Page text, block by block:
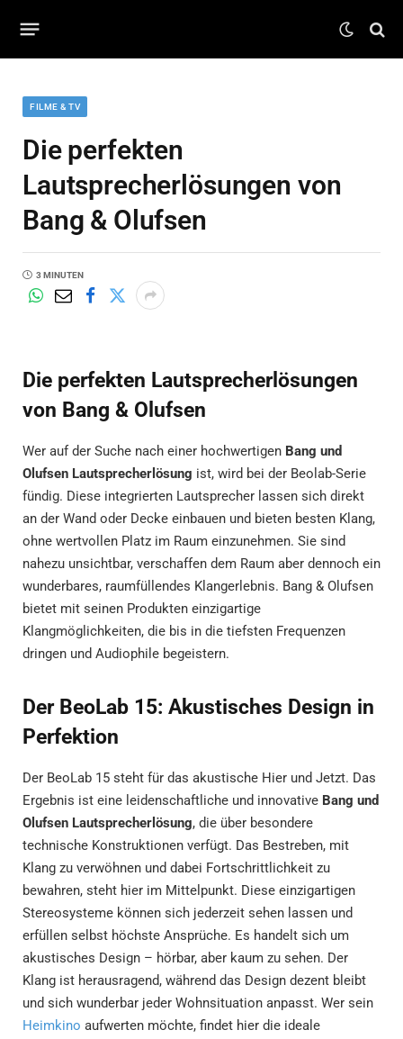
FILME & TV
Die perfekten
Lautsprecherlösungen von
Bang & Olufsen
3 MINUTEN
Die perfekten Lautsprecherlösungen
von Bang & Olufsen
Wer auf der Suche nach einer hochwertigen Bang und
Olufsen Lautsprecherlösung ist, wird bei der Beolab-Serie
fündig. Diese integrierten Lautsprecher lassen sich direkt
an der Wand oder Decke einbauen und bieten besten Klang,
ohne wertvollen Platz im Raum einzunehmen. Sie sind
nahezu unsichtbar, verschaffen dem Raum aber dennoch ein
wunderbares, raumfüllendes Klangerlebnis. Bang & Olufsen
bietet mit seinen Produkten einzigartige
Klangmöglichkeiten, die bis in die tiefsten Frequenzen
dringen und Audiophile begeistern.
Der BeoLab 15: Akustisches Design in
Perfektion
Der BeoLab 15 steht für das akustische Hier und Jetzt. Das
Ergebnis ist eine leidenschaftliche und innovative Bang und
Olufsen Lautsprecherlösung, die über besondere
technische Konstruktionen verfügt. Das Bestreben, mit
Klang zu verwöhnen und dabei Fortschrittlichkeit zu
bewahren, steht hier im Mittelpunkt. Diese einzigartigen
Stereosysteme können sich jederzeit sehen lassen und
erfüllen selbst höchste Ansprüche. Es handelt sich um
akustisches Design – hörbar, aber kaum zu sehen. Der
Klang ist herausragend, während das Design dezent bleibt
und sich wunderbar jeder Wohnsituation anpasst. Wer sein
Heimkino aufwerten möchte, findet hier die ideale